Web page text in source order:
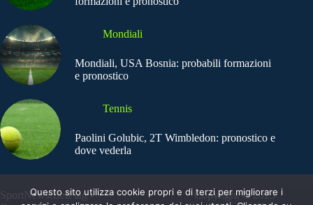
Mondiali
Mondiali, USA Bosnia: probabili formazioni
e pronostico
Tennis
Paolini Golubic, 2T Wimbledon: pronostico e
dove vederla
SportNews.BetFlag -
Copyright © 2025
Questo sito utilizza cookie propri e di terzi per migliorare i